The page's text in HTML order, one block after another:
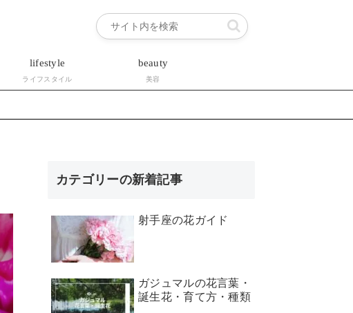
lifestyle
ライフスタイル
beauty
美容
カテゴリーの新着記事
射手座の花ガイド
ガジュマルの花言葉・
誕生花・育て方・種類